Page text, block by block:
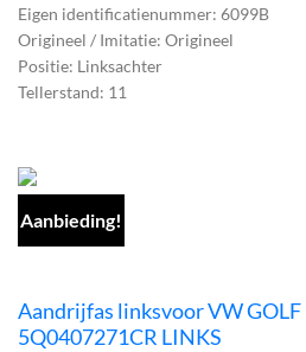
Eigen identificatienummer: 6099B
Origineel / Imitatie: Origineel
Positie: Linksachter
Tellerstand: 11
Aanbieding!
Aandrijfas linksvoor VW GOLF
5Q0407271CR LINKS